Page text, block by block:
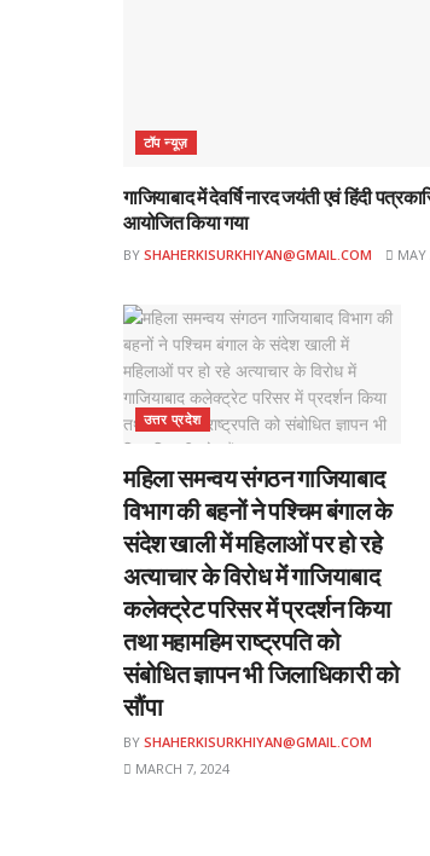
टॉप न्यूज़
गाजियाबाद में देवर्षि नारद जयंती एवं हिंदी
आयोजित किया गया
BY SHAHERKISURKHIYAN@GMAIL.COM MAY
उत्तर प्रदेश
महिला समन्वय संगठन गाजियाबाद
विभाग की बहनों ने पश्चिम बंगाल के
संदेश खाली में महिलाओं पर हो रहे
अत्याचार के विरोध में गाजियाबाद
कलेक्ट्रेट परिसर में प्रदर्शन किया
तथा महामहिम राष्ट्रपति को
संबोधित ज्ञापन भी जिलाधिकारी को
सौंपा
BY SHAHERKISURKHIYAN@GMAIL.COM
MARCH 7, 2024